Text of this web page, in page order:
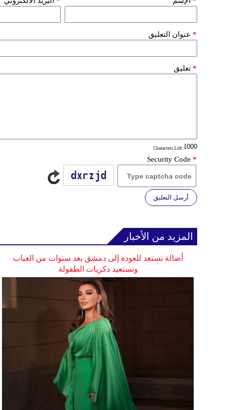
عنوان التعليق *
تعليق *
: Characters Left
Security Code *
أرسل التعليق
المزيد من الأخبار
أصالة تستعد للعودة إلى دمشق بعد سنوات من الغياب
وتستعيد ذكريات الطفولة